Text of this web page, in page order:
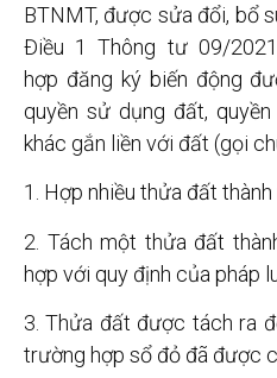
BTNMT, được sửa đổi, bổ
Điều 1 Thông tư 09/
hợp đăng ký biến động
quyền sử dụng đất,
khác gắn liền với đất (gọi
1. Hợp nhiều thửa đất
2. Tách một thửa đất
hợp với quy định của pháp
3. Thửa đất được tách ra
trường hợp sổ đỏ đã được